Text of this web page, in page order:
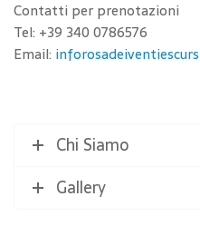
Contatti per prenotazioni
Tel: +39 340 0786576
Email:
Chi Siamo
Gallery